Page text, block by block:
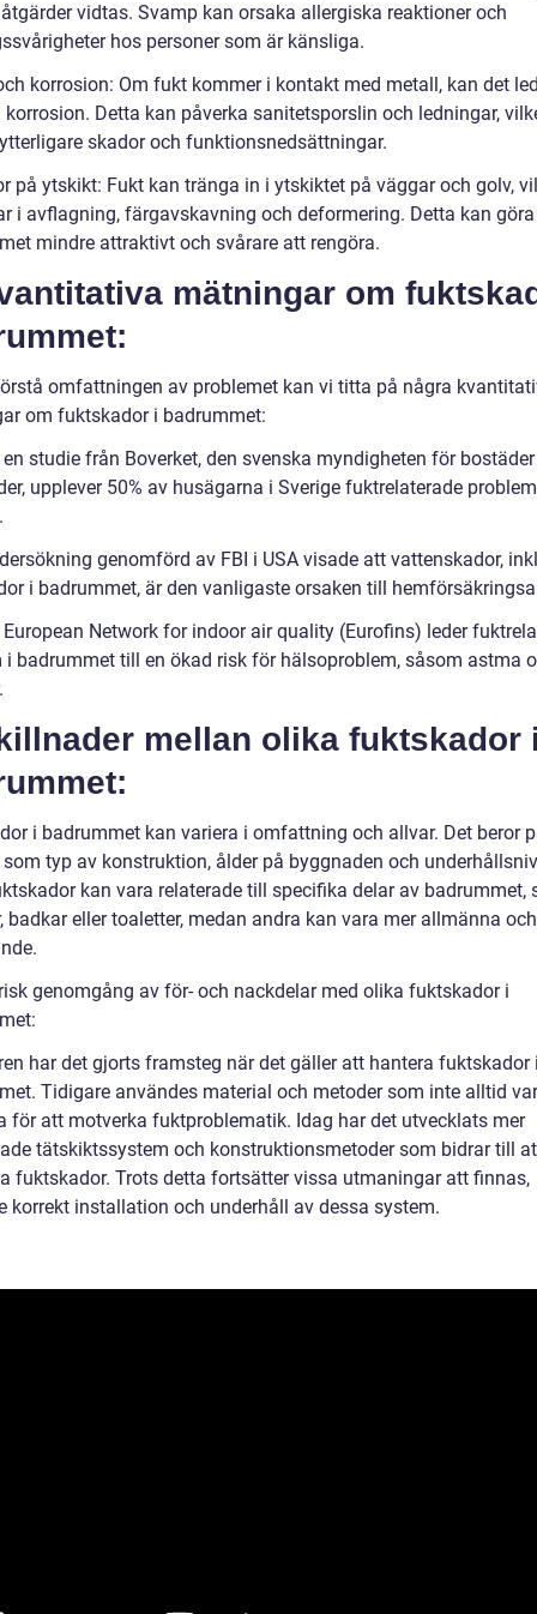
vidtas. Svamp kan orsaka allergiska reaktioner och
hos personer som är känsliga.
korrosion: Om fukt kommer i kontakt med metall, kan det
korrosion. Detta kan påverka sanitetsporslin och ledningar,
skador och funktionsnedsättningar.
på ytskikt: Fukt kan tränga in i ytskiktet på väggar och golv,
i avflagning, färgavskavning och deformering. Detta kan göra
mindre attraktivt och svårare att rengöra.
mätningar om
omfattningen av problemet kan vi titta på några
om fuktskador i badrummet:
studie från Boverket, den svenska myndigheten för
upplever 50% av husägarna i Sverige fuktrelaterade
genomförd av FBI i USA visade att vattenskador,
i badrummet, är den vanligaste orsaken till
Network for indoor air quality (Eurofins) leder
i badrummet till en ökad risk för hälsoproblem, såsom astma
mellan olika fuktskador
i badrummet kan variera i omfattning och allvar. Det beror
typ av konstruktion, ålder på byggnaden och
kan vara relaterade till specifika delar av badrummet,
badkar eller toaletter, medan andra kan vara mer allmänna och
genomgång av för- och nackdelar med olika fuktskador i
har det gjorts framsteg när det gäller att hantera fuktskador
Tidigare användes material och metoder som inte alltid var
för att motverka fuktproblematik. Idag har det utvecklats mer
tätskiktssystem och konstruktionsmetoder som bidrar till
fuktskador. Trots detta fortsätter vissa utmaningar att finnas,
korrekt installation och underhåll av dessa system.